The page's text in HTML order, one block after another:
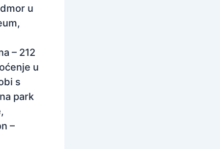
u
– 212
u
s
park
–